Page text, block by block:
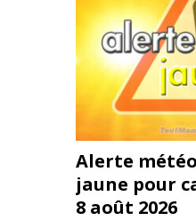
Alerte
jaune pour
8 août 2026